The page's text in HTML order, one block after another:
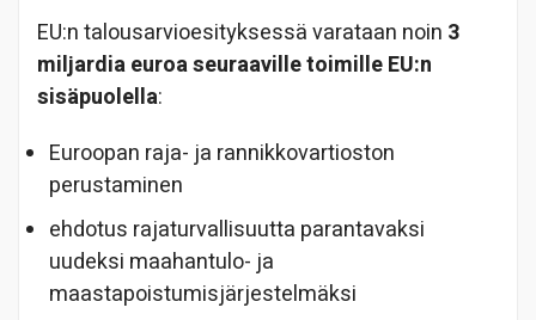
EU:n talousarvioesityksessä varataan noin 3
miljardia euroa seuraaville toimille EU:n
sisäpuolella:
Euroopan raja- ja rannikkovartioston
perustaminen
ehdotus rajaturvallisuutta parantavaksi
uudeksi maahantulo- ja
maastapoistumisjärjestelmäksi